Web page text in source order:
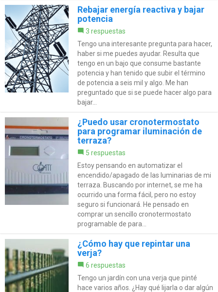
Rebajar energía reactiva y bajar
potencia
3 respuestas
Tengo una interesante pregunta para hacer,
haber si me puedes ayudar. Resulta que
tengo en un bajo que consume bastante
potencia y han tenido que subir el término
de potencia a seis mil y algo. Me han
preguntado que si se puede hacer algo para
bajar...
¿Puedo usar cronotermostato
para programar iluminación de
terraza?
5 respuestas
Estoy pensando en automatizar el
encendido/apagado de las luminarias de mi
terraza. Buscando por internet, se me ha
ocurrido una forma fácil, pero no estoy
seguro si funcionará. He pensado en
comprar un sencillo cronotermostato
programable de para...
¿Cómo hay que repintar una
verja?
6 respuestas
Tengo un jardín con una verja que pinté
hace varios años. ¿Hay qué lijarla o dar algún